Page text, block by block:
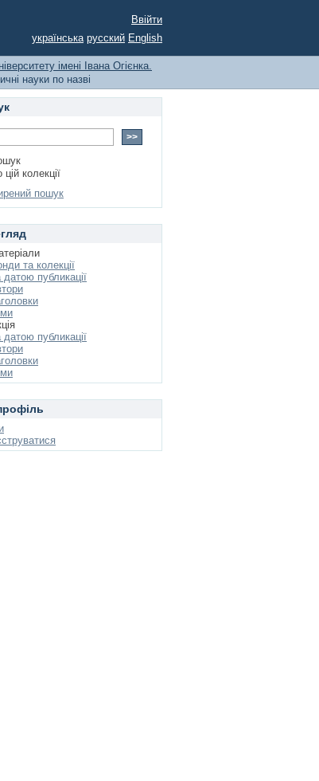
університету
Ввійти
українська русский English
імені Івана Огієнка.
науки по назві
цій колекції
пошук
та колекції
датою публикації
датою публикації